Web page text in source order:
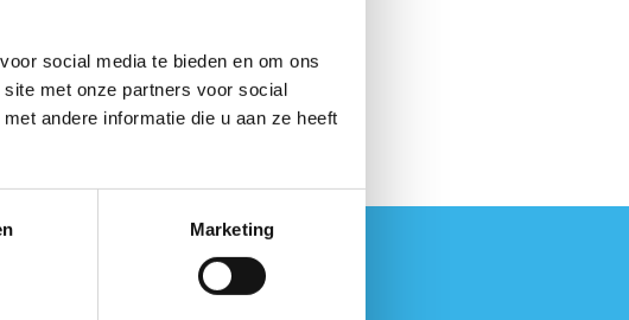
social media te bieden en om ons
met onze partners voor social
andere informatie die u aan ze heeft
Marketing